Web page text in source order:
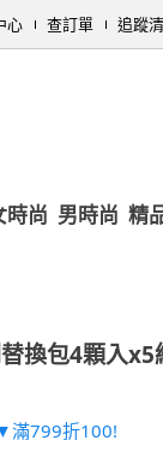
心 查訂單 追蹤
時尚 男時尚 精
換包4顆入
滿799折100!